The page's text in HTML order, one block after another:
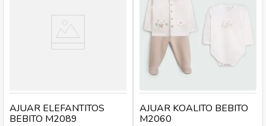
AJUAR ELEFANTITOS
BEBITO M2089
AJUAR KOALITO BEBITO
M2060